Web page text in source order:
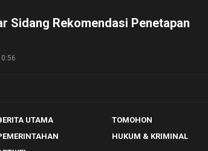
Sidang Rekomendasi Penetapan
UTAMA
TOMOHON
HUKUM & KRIMINAL